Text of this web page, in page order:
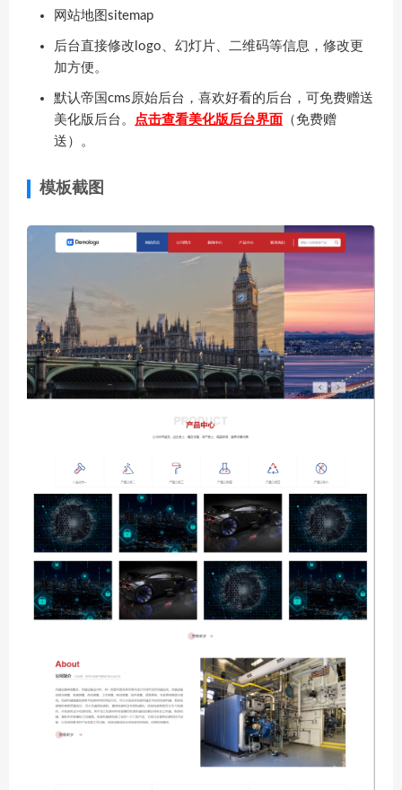
网站地图sitemap
后台直接修改logo、幻灯片、二维码等信息，修改更
加方便。
默认帝国cms原始后台，喜欢好看的后台，可免费赠送
美化版后台。 点击查看美化版后台界面 （免费赠
送）。
模板截图